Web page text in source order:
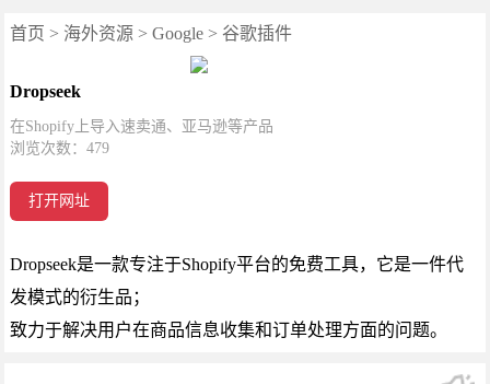
首页 > 海外资源 >Google >谷歌插件
Dropseek
在Shopify上导入速卖通、亚马逊等产品
浏览次数：479
打开网址
Dropseek是一款专注于Shopify平台的免费工具，它是一件代
发模式的衍生品；
致力于解决用户在商品信息收集和订单处理方面的问题。